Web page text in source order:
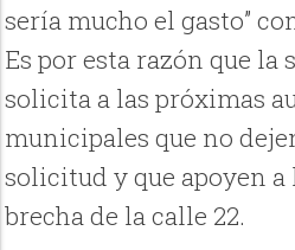
sería mucho el gasto”
Es por esta razón que la
solicita a las próximas
municipales que no
solicitud y que apoyen
brecha de la calle 22.